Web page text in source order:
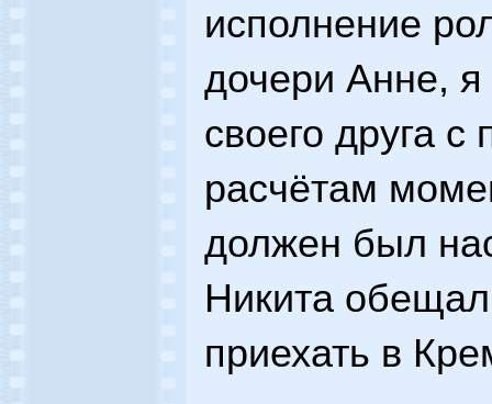
исполнение
дочери Анне,
своего друга
расчётам
должен был
Никита
приехать в